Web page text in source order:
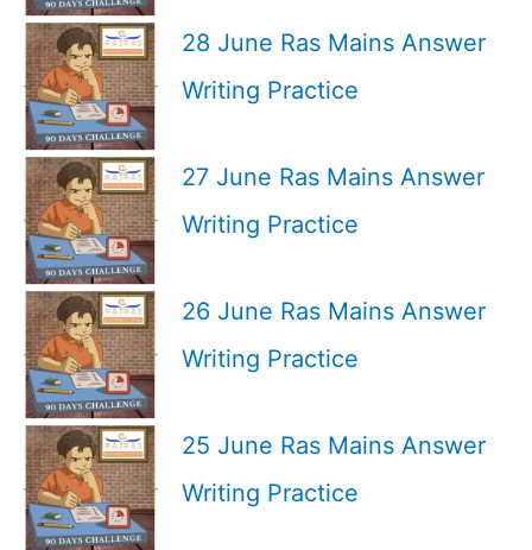
28 June Ras Mains Answer
Writing Practice
27 June Ras Mains Answer
Writing Practice
26 June Ras Mains Answer
Writing Practice
25 June Ras Mains Answer
Writing Practice